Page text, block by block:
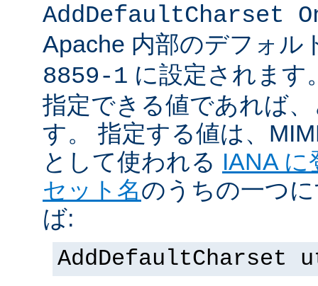
AddDefaultCharset
Apache 内部のデフォル
8859-1 に設定されま
指定できる値であれば
す。 指定する値は、
として使われる IANA
セット名のうちの一つ
ば:
AddDefaultCharset